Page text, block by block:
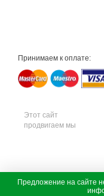
и
к
а
м
т
е
х
Принимаем к оплате:
Этот сайт
продвигаем мы
Предложение на сайте